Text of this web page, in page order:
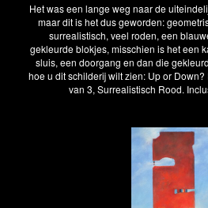
Het was een lange weg naar de
maar dit is het dus geworden:
surrealistisch, veel roden, een
gekleurde blokjes, misschien is het een
sluis, een doorgang en dan die
hoe u dit schilderij wilt zien: Up or
van 3, Surrealistisch Rood.